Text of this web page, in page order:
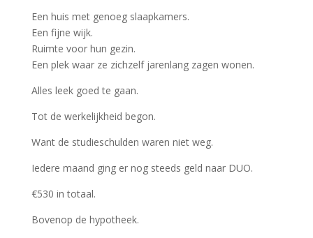
Een huis met genoeg slaapkamers.
Een fijne wijk.
Ruimte voor hun gezin.
Een plek waar ze zichzelf jarenlang zagen wonen.
Alles leek goed te gaan.
Tot de werkelijkheid begon.
Want de studieschulden waren niet weg.
Iedere maand ging er nog steeds geld naar DUO.
€530 in totaal.
Bovenop de hypotheek.